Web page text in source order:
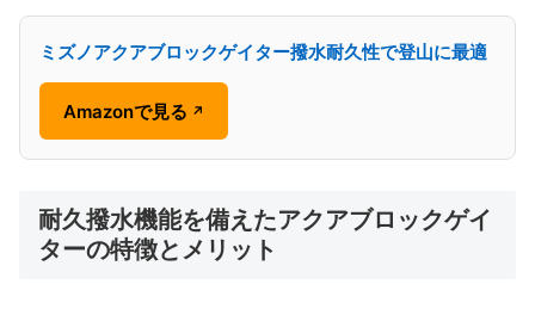
ミズノアクアブロックゲイター撥水耐久性で登山に最適
Amazonで見る ↗
耐久撥水機能を備えたアクアブロックゲイ
ターの特徴とメリット